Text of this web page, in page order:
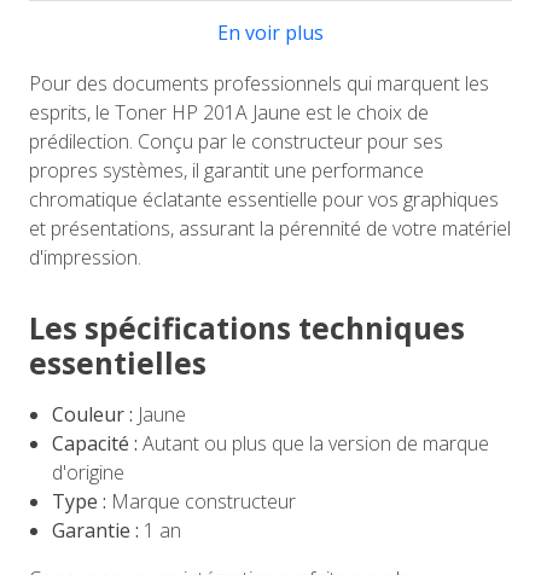
En voir plus
Pour des documents professionnels qui marquent les
esprits, le Toner HP 201A Jaune est le choix de
prédilection. Conçu par le constructeur pour ses
propres systèmes, il garantit une performance
chromatique éclatante essentielle pour vos graphiques
et présentations, assurant la pérennité de votre matériel
d'impression.
Les spécifications techniques
essentielles
Couleur : Jaune
Capacité : Autant ou plus que la version de marque
d'origine
Type : Marque constructeur
Garantie : 1 an